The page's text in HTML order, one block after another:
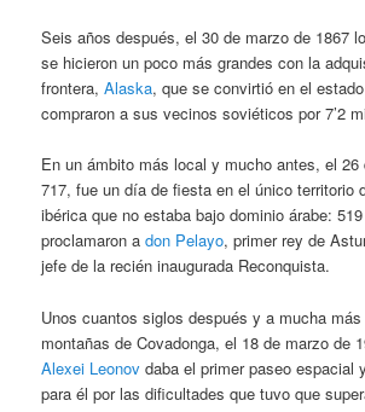
Seis años después, el 30 de marzo de 1867
se hicieron un poco más grandes con la
frontera,Alaska, que se convirtió en el
compraron a sus vecinos soviéticos por 7’2
En un ámbito más local y mucho antes, el 26
717, fue un día de fiesta en el único territorio
ibérica que no estaba bajo dominio árabe:
proclamaron adon Pelayo, primer rey de
jefe de la recién inaugurada Reconquista.
Unos cuantos siglos después y a mucha
montañas de Covadonga, el 18 de marzo de
Alexei Leonov daba el primer paseo espacial
para él por las dificultades que tuvo que